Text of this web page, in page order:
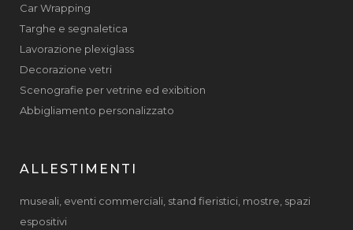
Car Wrapping
Targhe e segnaletica
Lavorazione plexiglass
Decorazione vetri
Scenografie per vetrine ed exibition
Abbigliamento personalizzato
ALLESTIMENTI
museali, eventi commerciali, stand fieristici, mostre, spazi
espositivi